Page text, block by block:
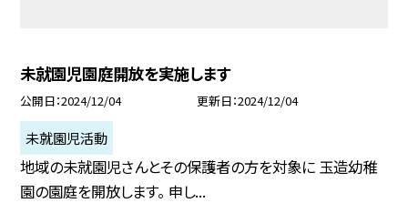
未就園児園庭開放を実施します
公開日 2024/12/04 更新日 2024/12/04
未就園児活動
地域の未就園児さんとその保護者の方を対象に 玉造幼稚
園の園庭を開放します。 申し...